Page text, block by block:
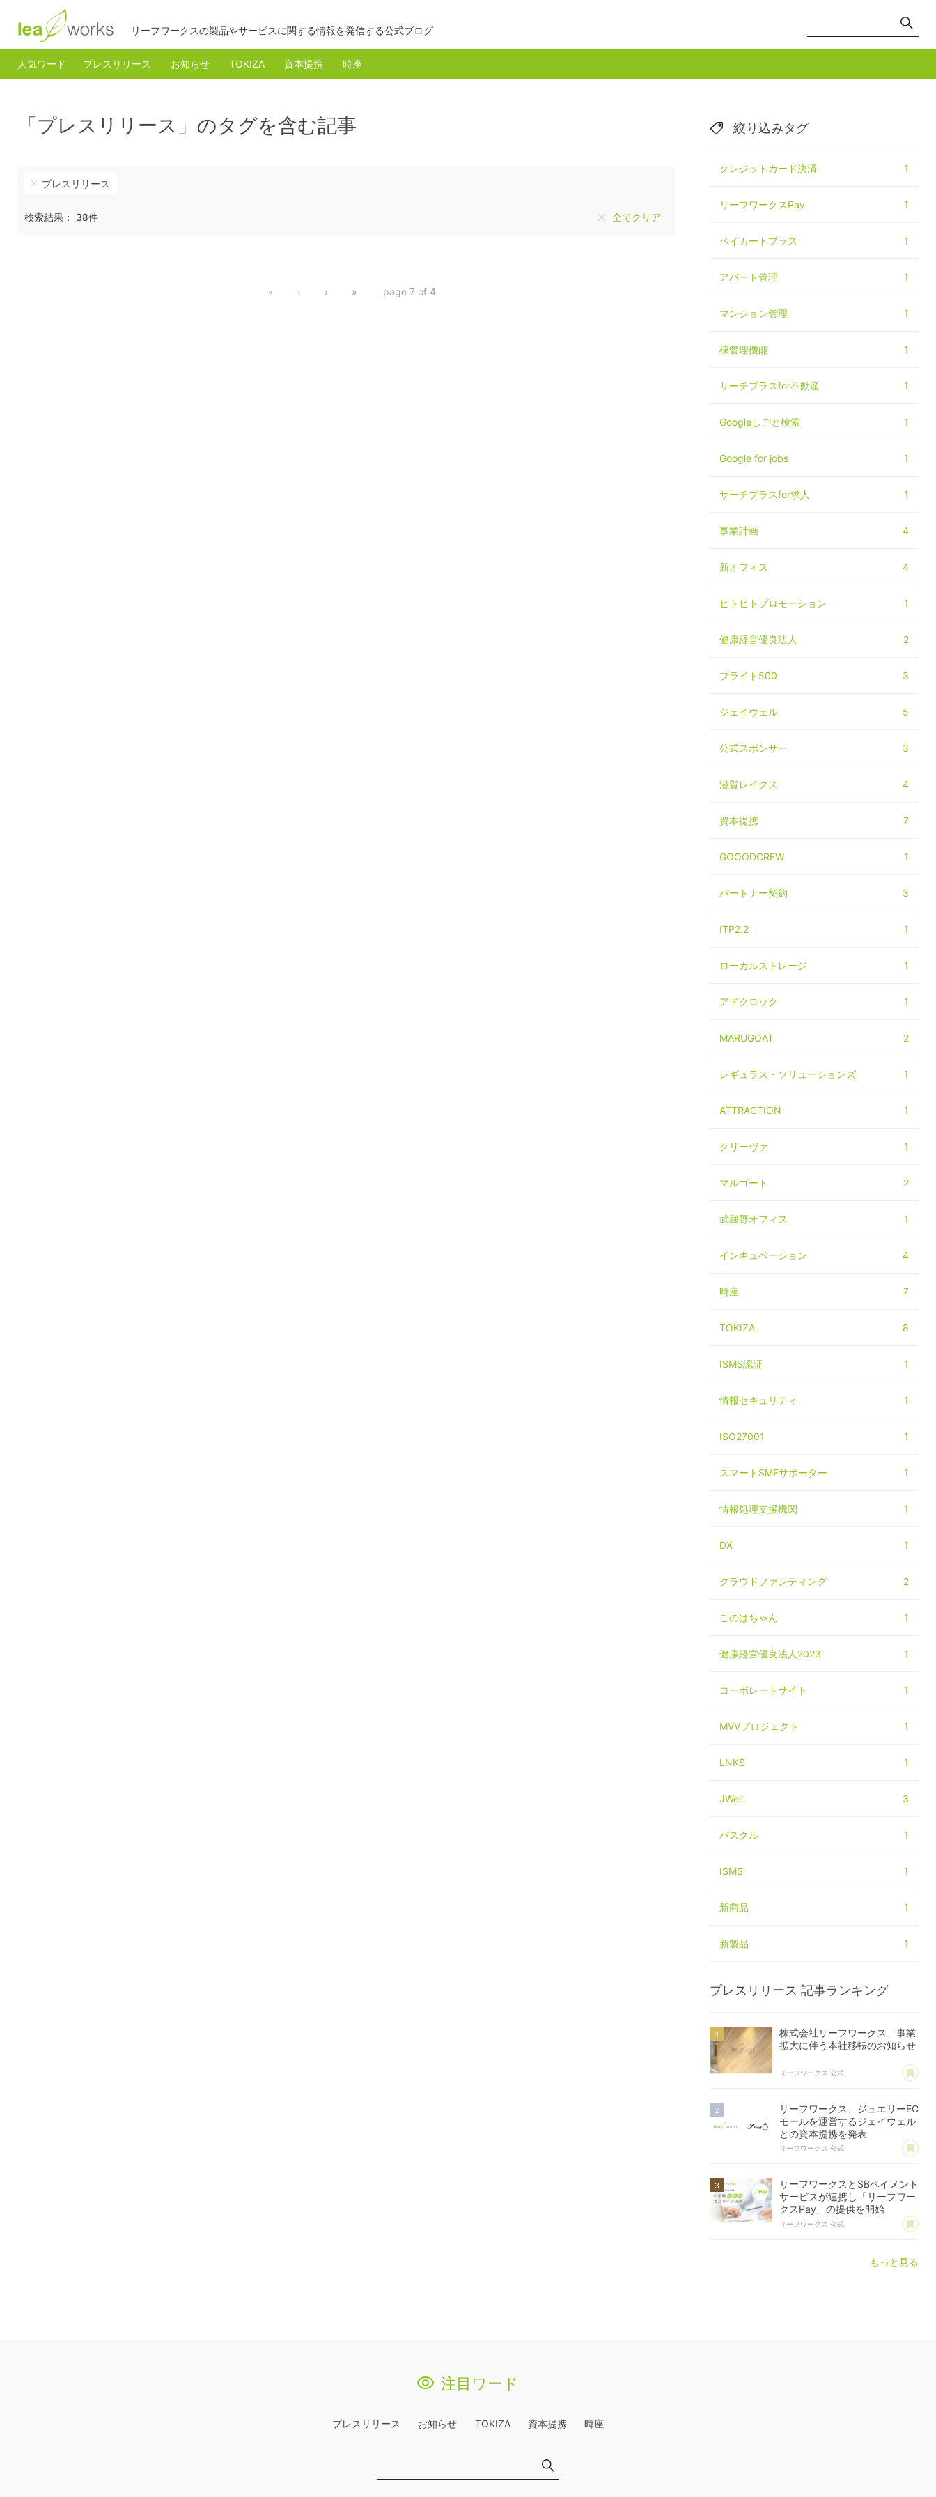
リーフワークスの製品やサービスに関する情報を発信する公式ブログ
人気ワード プレスリリース お知らせ TOKIZA 資本提携 時座
「プレスリリース」のタグを含む記事
プレスリリース
検索結果： 38件 全てクリア
« ‹ › » page 7 of 4
絞り込みタグ
クレジットカード決済 1
リーフワークスPay 1
ペイカートプラス 1
アパート管理 1
マンション管理 1
棟管理機能 1
サーチプラスfor不動産 1
Googleしごと検索 1
Google for jobs 1
サーチプラスfor求人 1
事業計画 4
新オフィス 4
ヒトヒトプロモーション 1
健康経営優良法人 2
ブライト500 3
ジェイウェル 5
公式スポンサー 3
滋賀レイクス 4
資本提携 7
GOOODCREW 1
パートナー契約 3
ITP2.2 1
ローカルストレージ 1
アドクロック 1
MARUGOAT 2
レギュラス・ソリューションズ 1
ATTRACTION 1
クリーヴァ 1
マルゴート 2
武蔵野オフィス 1
インキュベーション 4
時座 7
TOKIZA 8
ISMS認証 1
情報セキュリティ 1
ISO27001 1
スマートSMEサポーター 1
情報処理支援機関 1
DX 1
クラウドファンディング 2
このはちゃん 1
健康経営優良法人2023 1
コーポレートサイト 1
MVVプロジェクト 1
LNKS 1
JWell 3
パスクル 1
ISMS 1
新商品 1
新製品 1
プレスリリース 記事ランキング
株式会社リーフワークス、事業
拡大に伴う本社移転のお知らせ
リーフワークス 公式 あ
リーフワークス、ジュエリーEC
モールを運営するジェイウェル
との資本提携を発表
リーフワークス 公式 あ
リーフワークスとSBペイメント
サービスが連携し「リーフワー
クスPay」の提供を開始
リーフワークス 公式 あ
もっと見る
注目ワード
プレスリリース お知らせ TOKIZA 資本提携 時座